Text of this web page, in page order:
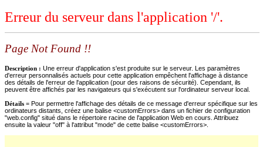
Erreur du serveur dans l'application '/'.
Page Not Found !!
Description : Une erreur d'application s'est produite sur le serveur. Les paramètres
d'erreur personnalisés actuels pour cette application empêchent l'affichage à distance
des détails de l'erreur de l'application (pour des raisons de sécurité). Cependant, ils
peuvent être affichés par les navigateurs qui s'exécutent sur l'ordinateur serveur local.
Détails = Pour permettre l'affichage des détails de ce message d'erreur spécifique sur les
ordinateurs distants, créez une balise <customErrors> dans un fichier de configuration
"web.config" situé dans le répertoire racine de l'application Web en cours. Attribuez
ensuite la valeur "off" à l'attribut "mode" de cette balise <customErrors>.